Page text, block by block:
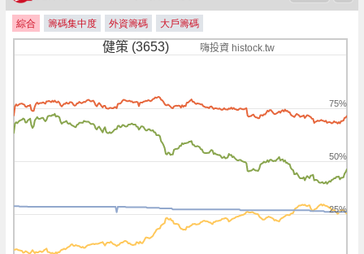
綜合 籌碼集中度 外資籌碼 大戶籌碼
健策 (3653) 嗨投資 histock.tw
25%
50%
75%